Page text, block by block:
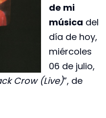
de mi
música del
día de hoy,
miércoles
06 de julio,
Crow (Live)”, de